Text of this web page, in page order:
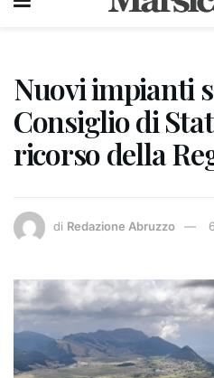
Nuovi impianti
Consiglio di
ricorso della
di Redazione Abruzzo